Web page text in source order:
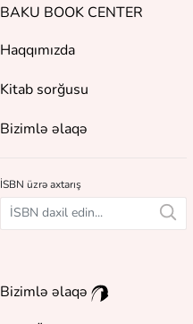
BAKU BOOK CENTER
Haqqımızda
Kitab sorğusu
Bizimlə əlaqə
İSBN üzrə axtarış
Bizimlə əlaqə